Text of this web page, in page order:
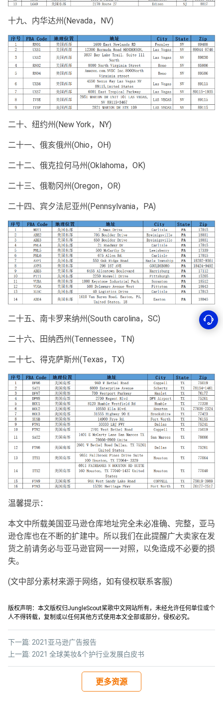
十九、内华达州(Nevada，NV)
二十、纽约州(New York，NY)
二十一、俄亥俄州(Ohio，OH)
二十二、俄克拉何马州(Oklahoma，OK)
二十三、俄勒冈州(Oregon，OR)
二十四、宾夕法尼亚州(Pennsylvania，PA)
二十五、南卡罗来纳州(South carolina，SC)
二十六、田纳西州(Tennessee，TN)
二十七、得克萨斯州(Texas，TX)
温馨提示：
本文中所载美国亚马逊仓库地址完全未必准确、完整，亚马
逊仓库也在不断的扩建中。所以我们在此提醒广大卖家在发
货之前请务必与亚马逊官网一一对照，以免造成不必要的损
失。
(文中部分素材来源于网络，如有侵权联系客服)
版权声明：本文版权归JungleScout桨歌中文网站所有，未经允许任何单位或个
人不得转载，复制或以任何其他方式使用本文全部或部分，侵权必究。
上一篇: 2021 全球美妆&个护行业发展白皮书
下一篇: 2021亚马逊广告报告
更多资源